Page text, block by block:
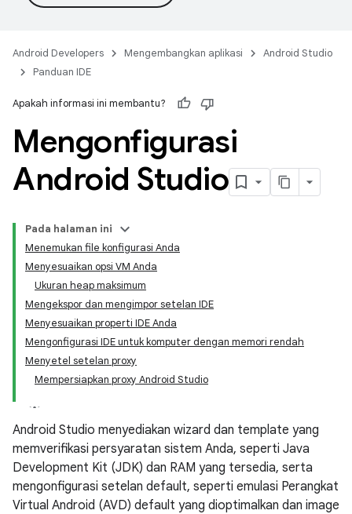
Android Developers Mengembangkan aplikasi
Android Studio
Panduan IDE
Apakah informasi ini membantu?
Mengonfigurasi
Android Studio
Pada halaman ini
Menemukan file konfigurasi Anda
Menyesuaikan opsi VM Anda
Ukuran heap maksimum
Mengekspor dan mengimpor setelan IDE
Menyesuaikan properti IDE Anda
Mengonfigurasi IDE untuk komputer dengan memori rendah
Menyetel setelan proxy
Mempersiapkan proxy Android Studio
Android Studio menyediakan wizard dan template yang
memverifikasi persyaratan sistem Anda, seperti Java
Development Kit (JDK) dan RAM yang tersedia, serta
mengonfigurasi setelan default, seperti emulasi Perangkat
Virtual Android (AVD) default yang dioptimalkan dan image